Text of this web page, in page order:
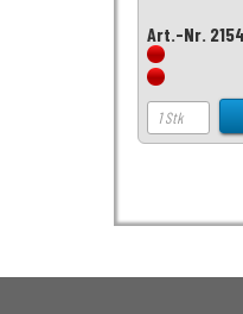
Art.-Nr.